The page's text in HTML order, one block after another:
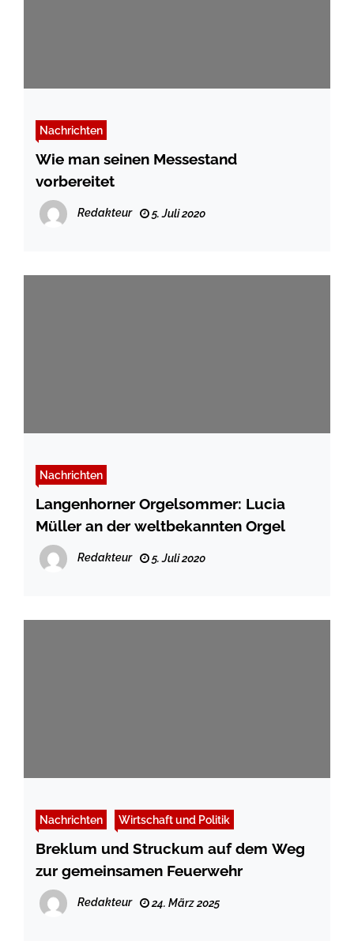
Nachrichten
Wie man seinen Messestand
vorbereitet
Redakteur 5. Juli 2020
Nachrichten
Langenhorner Orgelsommer: Lucia
Müller an der weltbekannten Orgel
Redakteur 5. Juli 2020
Nachrichten Wirtschaft und Politik
Breklum und Struckum auf dem Weg
zur gemeinsamen Feuerwehr
Redakteur 24. März 2025